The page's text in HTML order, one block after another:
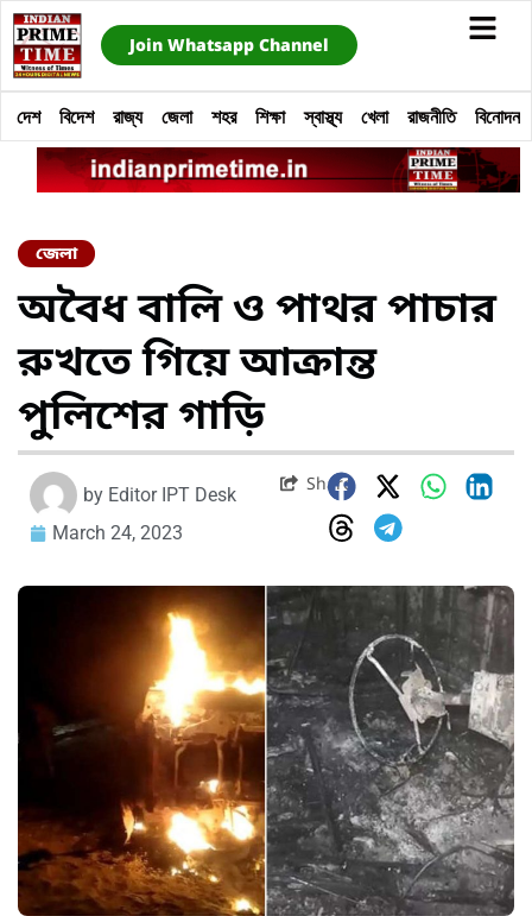
Join Whatsapp Channel
দেশ বিদেশ রাজ্য জেলা শহর শিক্ষা স্বাস্থ্য খেলা রাজনীতি বিনোদন
জেলা
অবৈধ বালি ও পাথর পাচার
রুখতে গিয়ে আক্রান্ত
পুলিশের গাড়ি
by Editor IPT Desk
March 24, 2023
Share